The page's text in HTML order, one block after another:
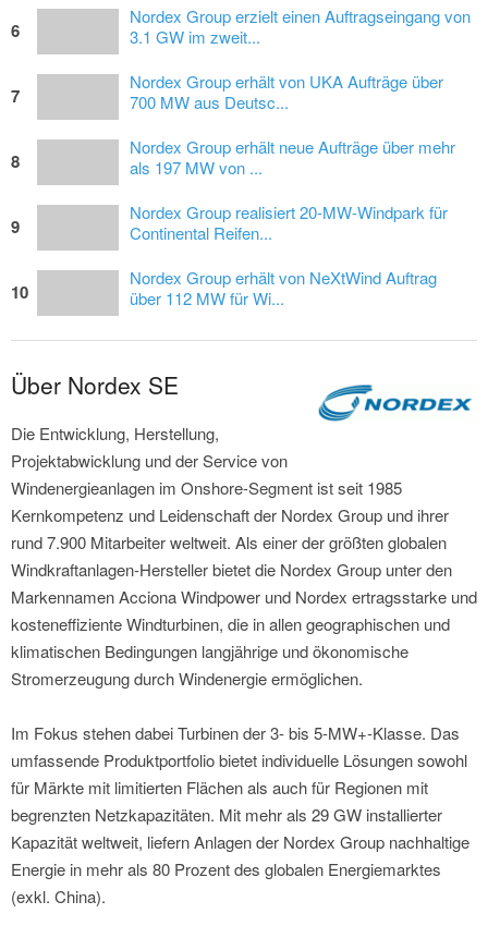
6
Nordex Group erzielt einen Auftragseingang von
3.1 GW im zweit...
7
Nordex Group erhält von UKA Aufträge über
700 MW aus Deutsc...
8
Nordex Group erhält neue Aufträge über mehr
als 197 MW von ...
9
Nordex Group realisiert 20-MW-Windpark für
Continental Reifen...
10
Nordex Group erhält von NeXtWind Auftrag
über 112 MW für Wi...
Über Nordex SE
Die Entwicklung, Herstellung,
Projektabwicklung und der Service von
Windenergieanlagen im Onshore-Segment ist seit 1985
Kernkompetenz und Leidenschaft der Nordex Group und ihrer
rund 7.900 Mitarbeiter weltweit. Als einer der größten globalen
Windkraftanlagen-Hersteller bietet die Nordex Group unter den
Markennamen Acciona Windpower und Nordex ertragsstarke und
kosteneffiziente Windturbinen, die in allen geographischen und
klimatischen Bedingungen langjährige und ökonomische
Stromerzeugung durch Windenergie ermöglichen.
Im Fokus stehen dabei Turbinen der 3- bis 5-MW+-Klasse. Das
umfassende Produktportfolio bietet individuelle Lösungen sowohl
für Märkte mit limitierten Flächen als auch für Regionen mit
begrenzten Netzkapazitäten. Mit mehr als 29 GW installierter
Kapazität weltweit, liefern Anlagen der Nordex Group nachhaltige
Energie in mehr als 80 Prozent des globalen Energiemarktes
(exkl. China).